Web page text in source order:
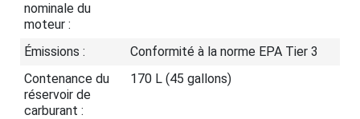
nominale du
moteur :
Émissions :
Conformité à la norme EPA Tier 3
Contenance du
réservoir de
carburant :
170 L (45 gallons)